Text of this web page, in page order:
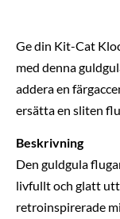
Ge din Kit-Cat
med denna
addera en
ersätta en sliten
Beskrivning
Den guldgula
livfullt och glatt
retroinspirerade